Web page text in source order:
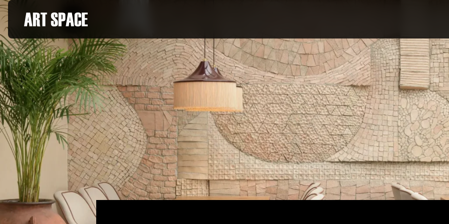
ПРО КОНКУРС
НОМІНАЦІЇ
ПРОЄКТИ 2026
ЖУРІ
ПАРТНЕРИ
НОМІНАНТИ 2025